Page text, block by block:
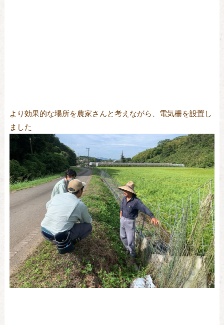
より効果的な場所を農家さんと考えながら、電気柵を設置し
ました